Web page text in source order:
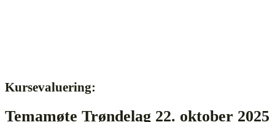
Kursevaluering:
Temamøte Trøndelag 22. oktober 2025